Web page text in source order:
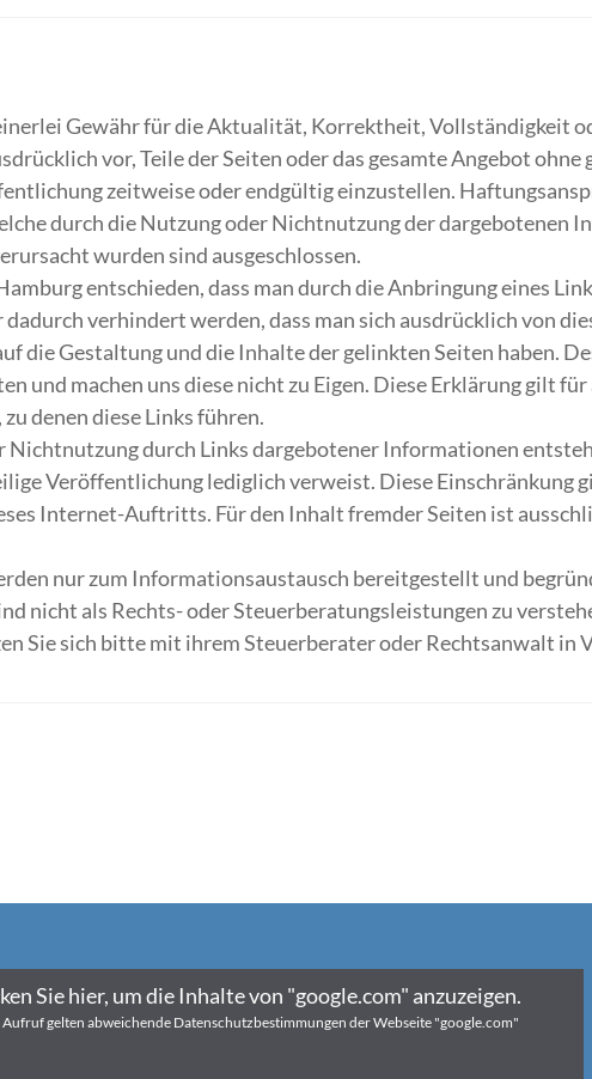
Gewähr für die Aktualität, Korrektheit, Vollständigkeit
vor, Teile der Seiten oder das gesamte Angebot ohne
zeitweise oder endgültig einzustellen.
durch die Nutzung oder Nichtnutzung der dargebotenen
wurden sind ausgeschlossen.
entschieden, dass man durch die Anbringung eines
verhindert werden, dass man sich ausdrücklich von
die Gestaltung und die Inhalte der gelinkten Seiten haben.
und machen uns diese nicht zu Eigen. Diese Erklärung gilt
denen diese Links führen.
Nichtnutzung durch Links dargebotener Informationen
Veröffentlichung lediglich verweist. Diese Einschränkung
Internet-Auftritts. Für den Inhalt fremder Seiten ist
nur zum Informationsaustausch bereitgestellt und
nicht als Rechts- oder Steuerberatungsleistungen zu
Sie sich bitte mit ihrem Steuerberater oder Rechtsanwalt in
Sie hier, um die Inhalte von "google.com" anzuzeigen.
Aufruf gelten abweichende Datenschutzbestimmungen der Webseite "google.com"